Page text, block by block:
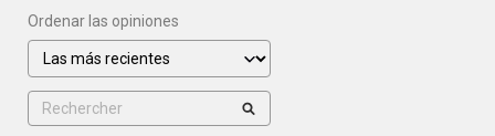
Ordenar las opiniones